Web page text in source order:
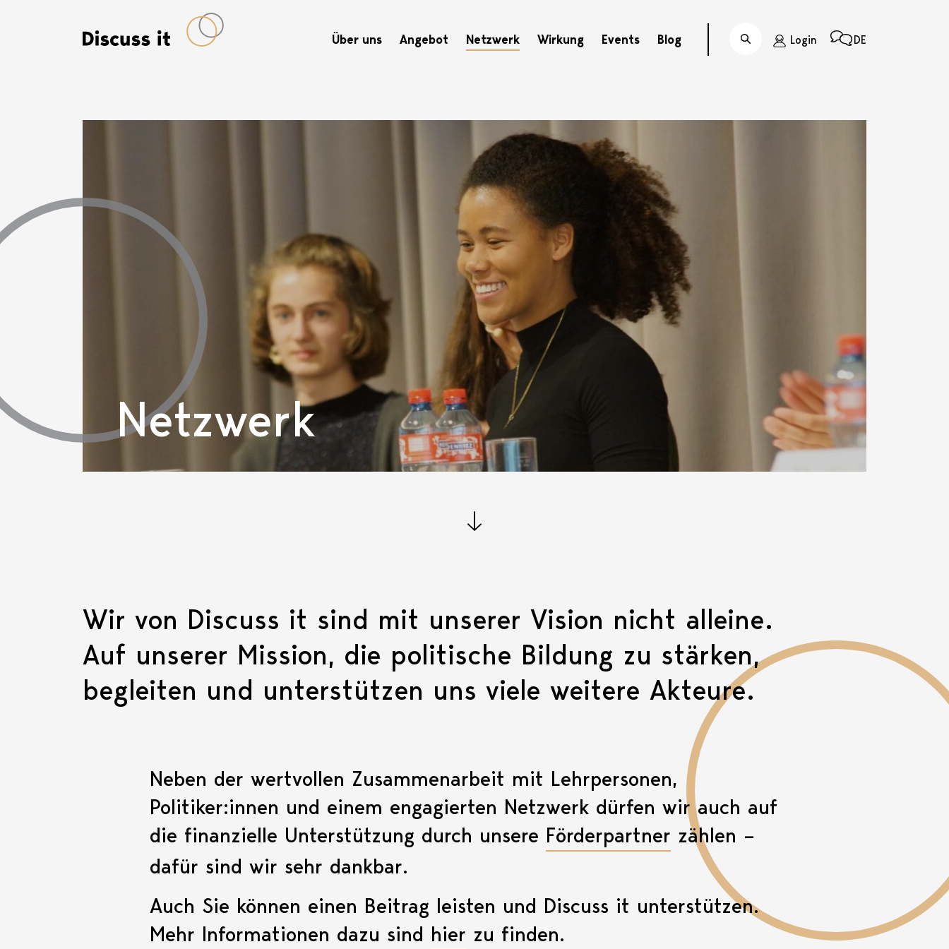
Hauptnavigation
Über uns Angebot Netzwerk Wirkung Events Blog Suche Login DE
Netzwerk
Wir von Discuss it sind mit unserer Vision nicht alleine.
Auf unserer Mission, die politische Bildung zu stärken,
begleiten und unterstützen uns viele weitere Akteure.
Neben der wertvollen Zusammenarbeit mit Lehrpersonen,
Politiker:innen und einem engagierten Netzwerk dürfen wir auch auf
die finanzielle Unterstützung durch unsere Förderpartner zählen –
dafür sind wir sehr dankbar.
Auch Sie können einen Beitrag leisten und Discuss it unterstützen.
Mehr Informationen dazu sind hier zu finden.